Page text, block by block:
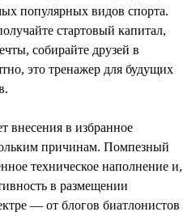
популярных видов спорта.
стартовый капитал,
собирайте друзей в
это тренажер для будущих
внесения в избранное
причинам. Помпезный
техническое наполнение и,
в размещении
— от блогов биатлонистов